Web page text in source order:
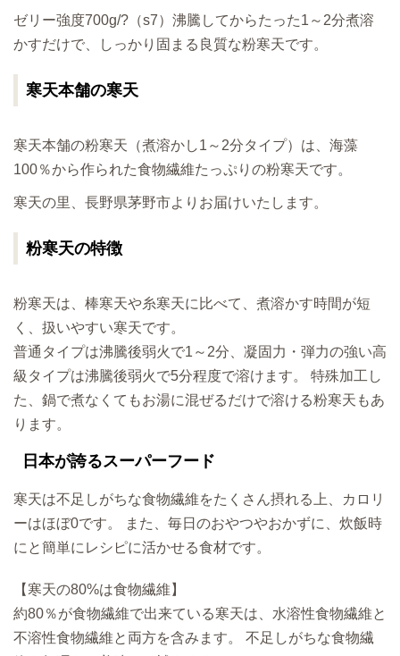
ゼリー強度700g/?（s7）沸騰してからたった1～2分煮溶
かすだけで、しっかり固まる良質な粉寒天です。
寒天本舗の寒天
寒天本舗の粉寒天（煮溶かし1～2分タイプ）は、海藻
100％から作られた食物繊維たっぷりの粉寒天です。
寒天の里、長野県茅野市よりお届けいたします。
粉寒天の特徴
粉寒天は、棒寒天や糸寒天に比べて、煮溶かす時間が短
く、扱いやすい寒天です。
普通タイプは沸騰後弱火で1～2分、凝固力・弾力の強い高
級タイプは沸騰後弱火で5分程度で溶けます。 特殊加工し
た、鍋で煮なくてもお湯に混ぜるだけで溶ける粉寒天もあ
ります。
日本が誇るスーパーフード
寒天は不足しがちな食物繊維をたくさん摂れる上、カロリ
ーはほぼ0です。 また、毎日のおやつやおかずに、炊飯時
にと簡単にレシピに活かせる食材です。
【寒天の80%は食物繊維】
約80％が食物繊維で出来ている寒天は、水溶性食物繊維と
不溶性食物繊維と両方を含みます。 不足しがちな食物繊